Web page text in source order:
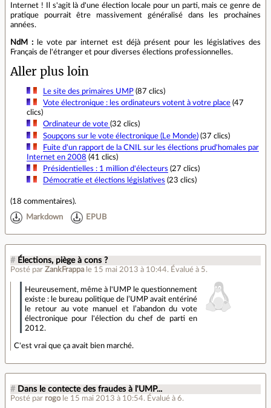
Internet ! Il s'agit là d'une élection locale pour un parti, mais ce genre de
pratique pourrait être massivement généralisé dans les prochaines
années.
NdM : le vote par internet est déjà présent pour les législatives des
Français de l'étranger et pour diverses élections professionnelles.
Aller plus loin
Le site des primaires UMP(87 clics)
Vote électronique : les ordinateurs votent à votre place(47
clics)
Ordinateur de vote (32 clics)
Soupçons sur le vote électronique (Le Monde)(37 clics)
Fuite d'un rapport de la CNIL sur les élections prud'homales par
Internet en 2008 (41 clics)
Présidentielles : 1 million d'électeurs (27 clics)
Démocratie et élections législatives (23 clics)
(18 commentaires).
Markdown EPUB
# Élections, piège à cons ?
Posté par ZankFrappa le 15 mai 2013 à 10:44. Évalué à 5.
Heureusement, même à l'UMP le questionnement
existe : le bureau politique de l’UMP avait entériné
le retour au vote manuel et l’abandon du vote
électronique pour l'élection du chef de parti en
2012.
C'est vrai que ça avait bien marché.
# Dans le contecte des fraudes à l'UMP...
Posté par rogo le 15 mai 2013 à 10:54. Évalué à 6.